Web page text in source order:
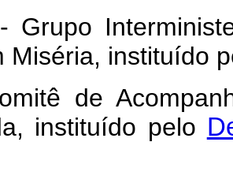
Grupo
Miséria, instituído
de
instituído pelo